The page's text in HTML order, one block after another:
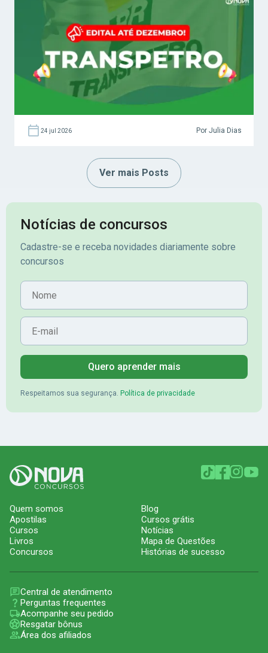
24 jul 2026 Por Julia Dias
Ver mais Posts
Notícias de concursos
Cadastre-se e receba novidades diariamente sobre
concursos
Nome
E-mail
Quero aprender mais
Respeitamos sua segurança. Política de privacidade
Quem somos
Apostilas
Cursos
Livros
Concursos
Blog
Cursos grátis
Notícias
Mapa de Questões
Histórias de sucesso
Central de atendimento
Perguntas frequentes
Acompanhe seu pedido
Resgatar bônus
Área dos afiliados